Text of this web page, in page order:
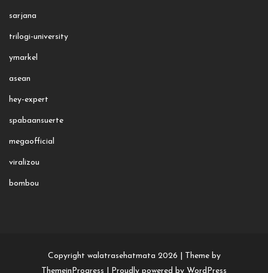
sarjana
trilogi-university
ymarkel
asean
hey-expert
spabaansuerte
megaofficial
viralizou
bombou
Copyright walatrasehatmata 2026 |
Theme by
ThemeinProgress
Proudly powered by WordPress